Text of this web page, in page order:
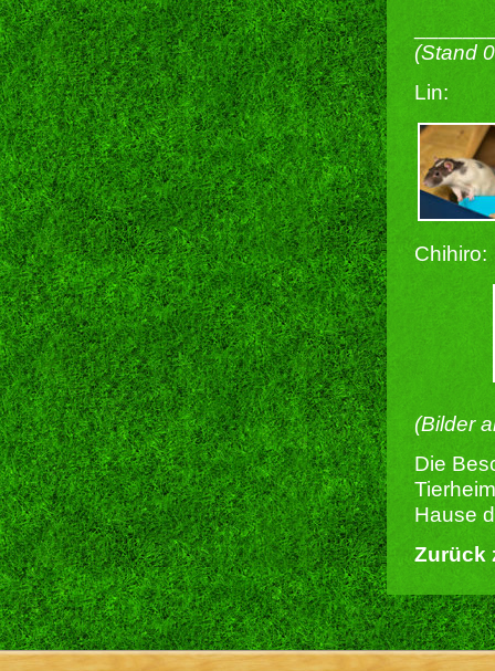
(Stand
Lin:
Chihiro:
(Bilder
Die
Hause
Zurück